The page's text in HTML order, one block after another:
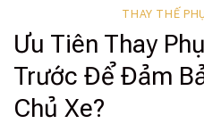
THAY THẾ
Ưu Tiên Thay
Trước Để Đảm
Chủ Xe?